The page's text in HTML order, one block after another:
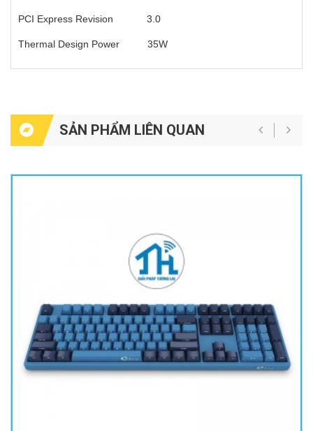
PCI Express Revision 3.0
Thermal Design Power 35W
SẢN PHẨM LIÊN QUAN